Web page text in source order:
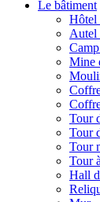
Le bâtiment
Hôtel
Autel
Mine
Tour
Tour
Tour
Tour
Hall